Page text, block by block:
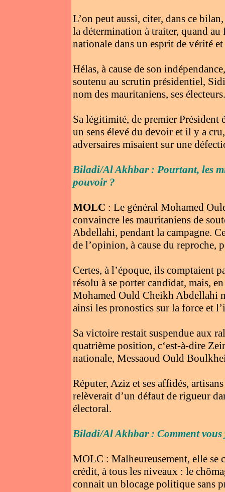
L’on peut aussi, citer, dans ce
la détermination à traiter, quand
nationale dans un esprit de vérité
Hélas, à cause de son
soutenu au scrutin présidentiel,
nom des mauritaniens, ses électeurs.
Sa légitimité, de premier
un sens élevé du devoir et il y a
adversaires misaient sur une
Biladi/Al Akhbar : Pourtant, les
pouvoir ?
MOLC : Le général Mohamed
convaincre les mauritaniens de
Abdellahi, pendant la campagne.
de l’opinion, à cause du reproche,
Certes, à l’époque, ils comptaient
résolu à se porter candidat, mais,
Mohamed Ould Cheikh Abdellahi
ainsi les pronostics sur la force et
Sa victoire restait suspendue aux
quatrième position, c‘est-à-dire
nationale, Messaoud Ould
Réputer, Aziz et ses affidés,
relèverait d’un défaut de rigueur
électoral.
Biladi/Al Akhbar : Comment
MOLC : Malheureusement, elle se
crédit, à tous les niveaux : le
connait un blocage politique sans